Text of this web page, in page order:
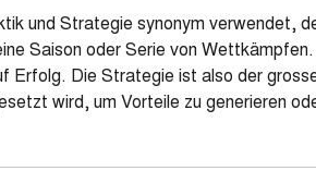
und Strategie synonym verwendet,
Saison oder Serie von
Erfolg. Die Strategie ist also der
wird, um Vorteile zu generieren